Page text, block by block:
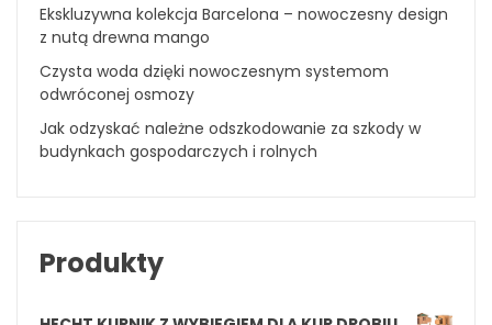
Ekskluzywna kolekcja Barcelona – nowoczesny design
z nutą drewna mango
Czysta woda dzięki nowoczesnym systemom
odwróconej osmozy
Jak odzyskać należne odszkodowanie za szkody w
budynkach gospodarczych i rolnych
Produkty